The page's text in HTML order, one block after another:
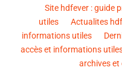
Site hdfever : guide
utiles
Actualites
informations utiles
accès et informations
archives et